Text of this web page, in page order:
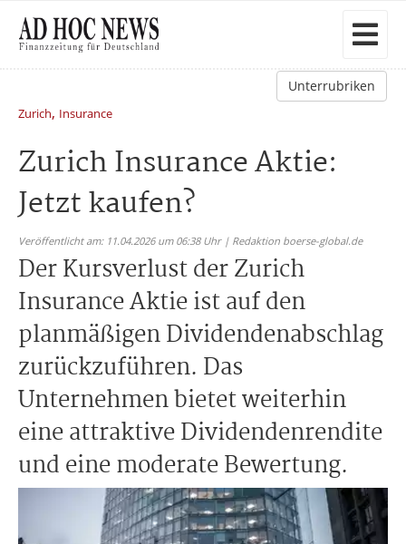
Unterrubriken
Zurich, Insurance
Zurich Insurance Aktie:
Jetzt kaufen?
Veröffentlicht am: 11.04.2026 um 06:38 Uhr | Redaktion boerse-global.de
Der Kursverlust der Zurich
Insurance Aktie ist auf den
planmäßigen Dividendenabschlag
zurückzuführen. Das
Unternehmen bietet weiterhin
eine attraktive Dividendenrendite
und eine moderate Bewertung.